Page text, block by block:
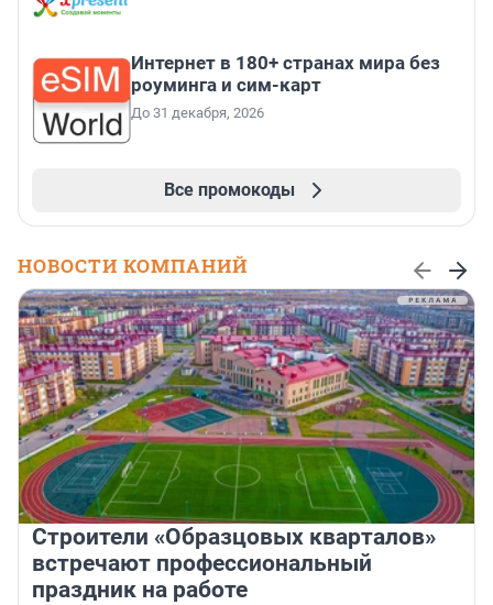
Интернет в 180+ странах мира без
роуминга и сим-карт
До 31 декабря, 2026
Все промокоды
НОВОСТИ КОМПАНИЙ
Строители «Образцовых кварталов»
встречают профессиональный
праздник на работе